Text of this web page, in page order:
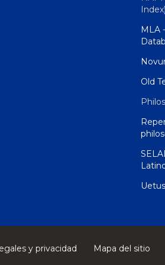
MLA
Old
y privacidad Mapa del sitio